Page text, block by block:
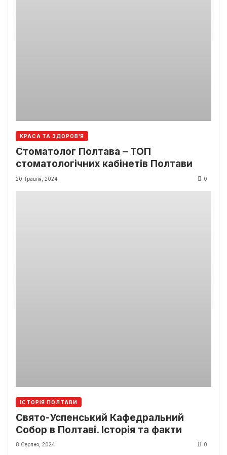
КРАСА ТА ЗДОРОВ'Я
Стоматолог Полтава – ТОП
стоматологічних кабінетів Полтави
20 Травня, 2024 0
ІСТОРІЯ ПОЛТАВИ
Свято-Успенський Кафедральний
Собор в Полтаві. Історія та факти
8 Серпня, 2024 0